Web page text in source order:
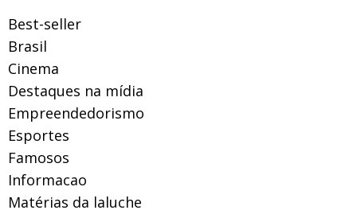
Best-seller
Brasil
Cinema
Destaques na mídia
Empreendedorismo
Esportes
Famosos
Informacao
Matérias da laluche